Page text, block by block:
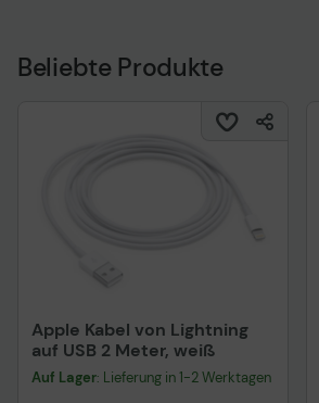
Beliebte Produkte
Apple Kabel von Lightning
auf USB 2 Meter, weiß
Auf Lager: Lieferung in 1-2 Werktagen